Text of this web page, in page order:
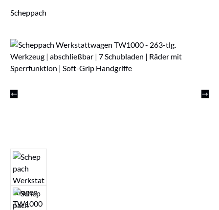
Scheppach
Bildergalerie überspringen